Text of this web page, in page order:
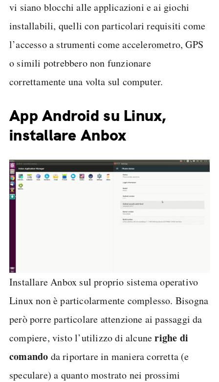
vi siano blocchi alle applicazioni e ai giochi
installabili, quelli con particolari requisiti come
l’accesso a strumenti come accelerometro, GPS
o simili potrebbero non funzionare
correttamente una volta sul computer.
App Android su Linux,
installare Anbox
Installare Anbox sul proprio sistema operativo
Linux non è particolarmente complesso. Bisogna
però porre particolare attenzione ai passaggi da
compiere, visto l’utilizzo di alcunerighe di
comando da riportare in maniera corretta (e
speculare) a quanto mostrato nei prossimi